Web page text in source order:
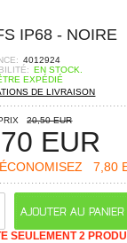
IP68 - NOIRE
4012924
EN STOCK.
EXPÉDIÉ
DE LIVRAISON
20,50 EUR
EUR
7,80
SEULEMENT 2